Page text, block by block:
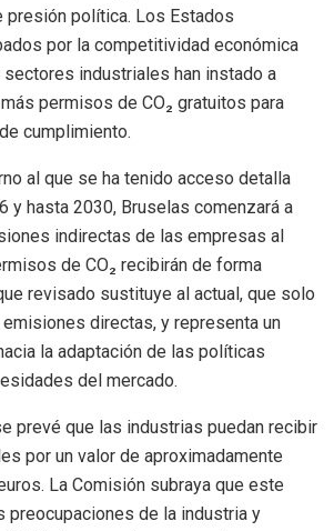
presión política. Los Estados
por la competitividad económica
sectores industriales han instado a
permisos de CO₂ gratuitos para
cumplimiento.
al que se ha tenido acceso detalla
y hasta 2030, Bruselas comenzará a
indirectas de las empresas al
de CO₂ recibirán de forma
revisado sustituye al actual, que solo
directas, y representa un
la adaptación de las políticas
del mercado.
prevé que las industrias puedan recibir
por un valor de aproximadamente
La Comisión subraya que este
preocupaciones de la industria y